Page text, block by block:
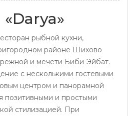
рыбной кухни,
районе Шихово
и мечети Биби-Эйбат.
с несколькими гостевыми
центром и панорамной
позитивными и простыми
стилизацией. При